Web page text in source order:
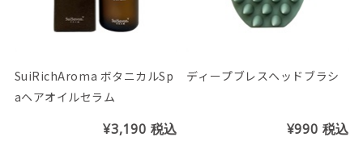
SuiRichAroma ボタニカルSp
aヘアオイルセラム
¥3,190 税込
ディープブレスヘッドブラシ
¥990 税込